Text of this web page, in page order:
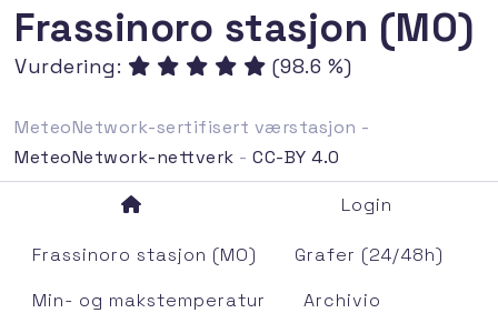
Frassinoro stasjon (MO)
Vurdering: (98.6 %)
MeteoNetwork-sertifisert værstasjon -
MeteoNetwork-nettverk -CC-BY 4.0
Login
Frassinoro stasjon (MO)
Grafer (24/48h)
Min- og makstemperatur
Archivio